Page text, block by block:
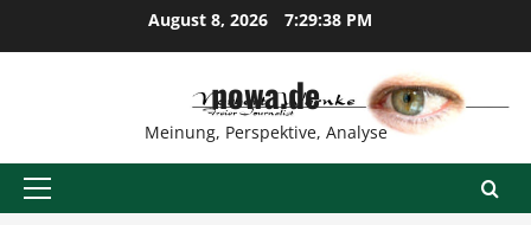
August 8, 2026 7:29:39 PM
nowa.de
Meinung, Perspektive, Analyse
Primäres